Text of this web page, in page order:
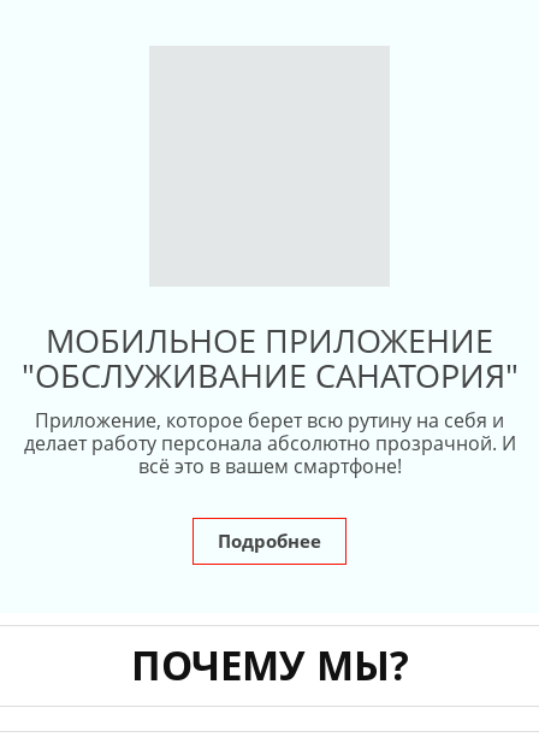
МОБИЛЬНОЕ ПРИЛОЖЕНИЕ
"ОБСЛУЖИВАНИЕ САНАТОРИЯ"
Приложение, которое берет всю рутину на себя и
делает работу персонала абсолютно прозрачной. И
всё это в вашем смартфоне!
Подробнее
ПОЧЕМУ МЫ?